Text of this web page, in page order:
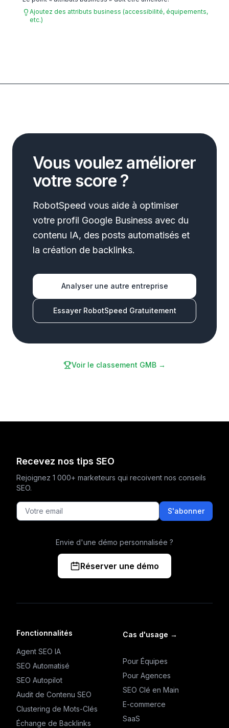
Ajoutez des attributs business (accessibilité, équipements,
etc.)
Vous voulez améliorer
votre score ?
RobotSpeed vous aide à optimiser
votre profil Google Business avec du
contenu IA, des posts automatisés et
la création de backlinks.
Analyser une autre entreprise
Essayer RobotSpeed Gratuitement
Voir le classement GMB →
Recevez nos tips SEO
Rejoignez 1 000+ marketeurs qui recoivent nos conseils
SEO.
S'abonner
Envie d'une démo personnalisée ?
Réserver une démo
Fonctionnalités
Agent SEO IA
SEO Automatisé
SEO Autopilot
Audit de Contenu SEO
Clustering de Mots-Clés
Échange de Backlinks
Cas d'usage →
Pour Équipes
Pour Agences
SEO Clé en Main
E-commerce
SaaS